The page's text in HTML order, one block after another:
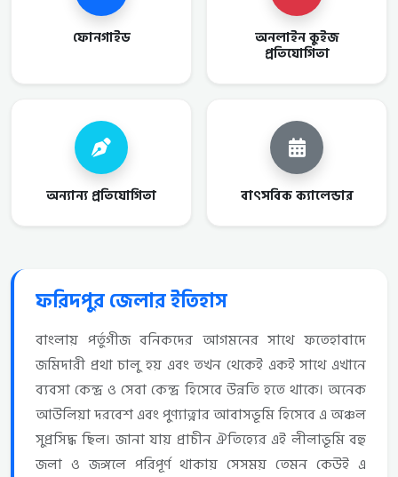
ফোনগাইড অনলাইন কুইজ
প্রতিযোগিতা
অন্যান্য প্রতিযোগিতা বাৎসবিক ক্যালেন্ডার
ফরিদপুর জেলার ইতিহাস
বাংলায় পর্তুগীজ বনিকদের আগমনের সাথে ফতেহাবাদে
জমিদারী প্রথা চালু হয় এবং তখন থেকেই একই সাথে এখানে
ব্যবসা কেন্দ্র ও সেবা কেন্দ্র হিসেবে উন্নতি হতে থাকে। অনেক
আউলিয়া দরবেশ এবং পুণ্যাত্নার আবাসভূমি হিসেবে এ অঞ্চল
সুপ্রসিদ্ধ ছিল। জানা যায় প্রাচীন ঐতিহ্যের এই লীলাভূমি বহু
জলা ও জঙ্গলে পরিপূর্ণ থাকায় সেসময় তেমন কেউই এ